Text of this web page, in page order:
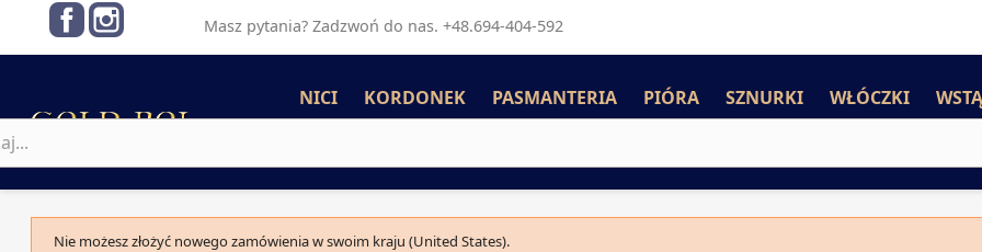
Masz pytania? Zadzwoń do nas. +48.694-404-592
Facebook
NICI KORDONEK PASMANTERIA PIÓRA SZNURKI WŁÓCZKI
Nie możesz złożyć nowego zamówienia w swoim kraju (United States).